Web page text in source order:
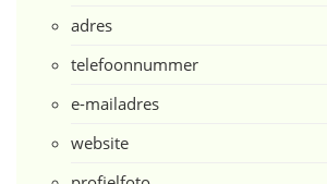
adres
telefoonnummer
e-mailadres
website